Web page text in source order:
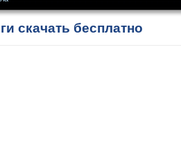
скачать бесплатно